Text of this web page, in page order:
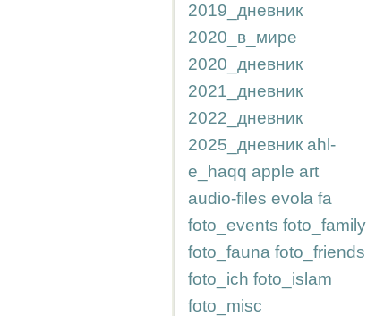
2019_дневник
2020_в_мире
2020_дневник
2021_дневник
2022_дневник
2025_дневник ahl-
e_haqq apple art
audio-files evola fa
foto_events foto_family
foto_fauna foto_friends
foto_ich foto_islam
foto_misc